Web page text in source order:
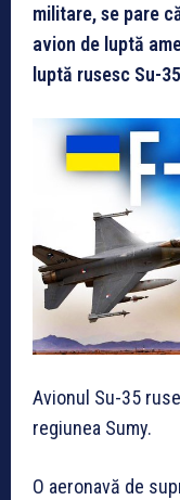
militare, se pare
avion de luptă
luptă rusesc Su-
Avionul Su-35
regiunea Sumy.
O aeronavă de